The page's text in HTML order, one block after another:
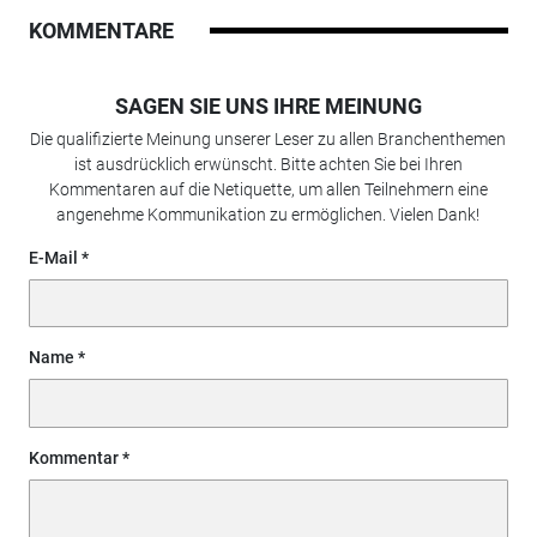
KOMMENTARE
SAGEN SIE UNS IHRE MEINUNG
Die qualifizierte Meinung unserer Leser zu allen Branchenthemen
ist ausdrücklich erwünscht. Bitte achten Sie bei Ihren
Kommentaren auf die Netiquette, um allen Teilnehmern eine
angenehme Kommunikation zu ermöglichen. Vielen Dank!
E-Mail
Name
Kommentar